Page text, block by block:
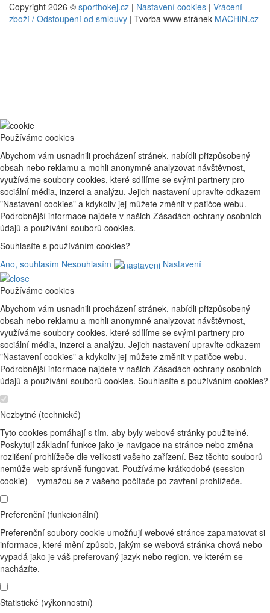
Copyright 2026 © sporthokej.cz | Nastavení cookies | Vrácení
zboží / Odstoupení od smlouvy | Tvorba www stránek MACHIN.cz
Používáme cookies
Abychom vám usnadnili procházení stránek, nabídli přizpůsobený
obsah nebo reklamu a mohli anonymně analyzovat návštěvnost,
využíváme soubory cookies, které sdílíme se svými partnery pro
sociální média, inzerci a analýzu. Jejich nastavení upravíte odkazem
"Nastavení cookies" a kdykoliv jej můžete změnit v patičce webu.
Podrobnější informace najdete v našich Zásadách ochrany osobních
údajů a používání souborů cookies.
Souhlasíte s používáním cookies?
Ano, souhlasím Nesouhlasím Nastavení
Používáme cookies
Abychom vám usnadnili procházení stránek, nabídli přizpůsobený
obsah nebo reklamu a mohli anonymně analyzovat návštěvnost,
využíváme soubory cookies, které sdílíme se svými partnery pro
sociální média, inzerci a analýzu. Jejich nastavení upravíte odkazem
"Nastavení cookies" a kdykoliv jej můžete změnit v patičce webu.
Podrobnější informace najdete v našich Zásadách ochrany osobních
údajů a používání souborů cookies. Souhlasíte s používáním cookies?
Nezbytné (technické)
Tyto cookies pomáhají s tím, aby byly webové stránky použitelné.
Poskytují základní funkce jako je navigace na stránce nebo změna
rozlišení prohlížeče dle velikosti vašeho zařízení. Bez těchto souborů
nemůže web správně fungovat. Používáme krátkodobé (session
cookie) – vymažou se z vašeho počítače po zavření prohlížeče.
Preferenční (funkcionální)
Preferenční soubory cookie umožňují webové stránce zapamatovat si
informace, které mění způsob, jakým se webová stránka chová nebo
vypadá jako je váš preferovaný jazyk nebo region, ve kterém se
nacházíte.
Statistické (výkonnostní)